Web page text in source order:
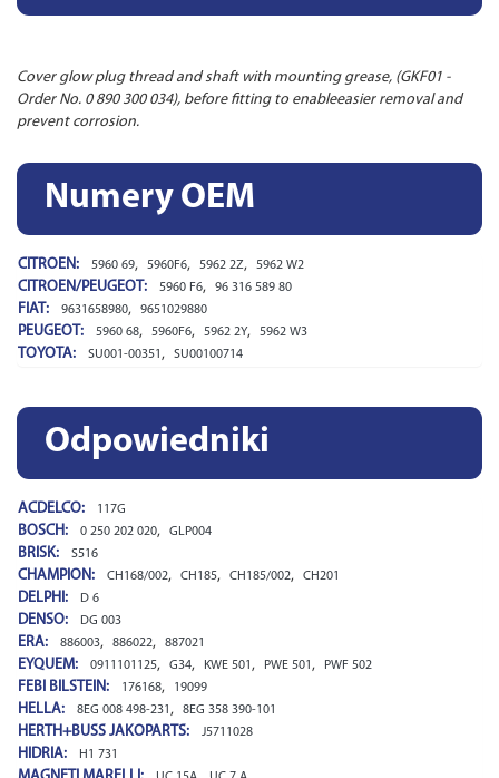
Cover glow plug thread and shaft with mounting grease, (GKF01 -
Order No. 0 890 300 034), before fitting to enableeasier removal and
prevent corrosion.
Numery OEM
CITROEN: 5960 69, 5960F6, 5962 2Z, 5962 W2
CITROEN/PEUGEOT: 5960 F6, 96 316 589 80
FIAT: 9631658980, 9651029880
PEUGEOT: 5960 68, 5960F6, 5962 2Y, 5962 W3
TOYOTA: SU001-00351 , SU00100714
Odpowiedniki
ACDELCO: 117G
BOSCH: 0 250 202 020, GLP004
BRISK: S516
CHAMPION: CH168/002, CH185, CH185/002, CH201
DELPHI: D 6
DENSO: DG 003
ERA: 886003, 886022, 887021
EYQUEM: 0911101125, G34, KWE 501 , PWE 501 , PWF 502
FEBI BILSTEIN: 176168, 19099
HELLA: 8EG 008 498-231 , 8EG 358 390-101
HERTH+BUSS JAKOPARTS: J5711028
HIDRIA: H1 731